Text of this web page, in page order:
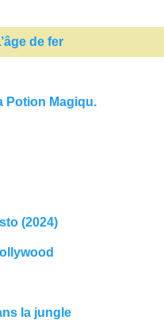
de fer
Potion Magiqu.
(2024)
la jungle